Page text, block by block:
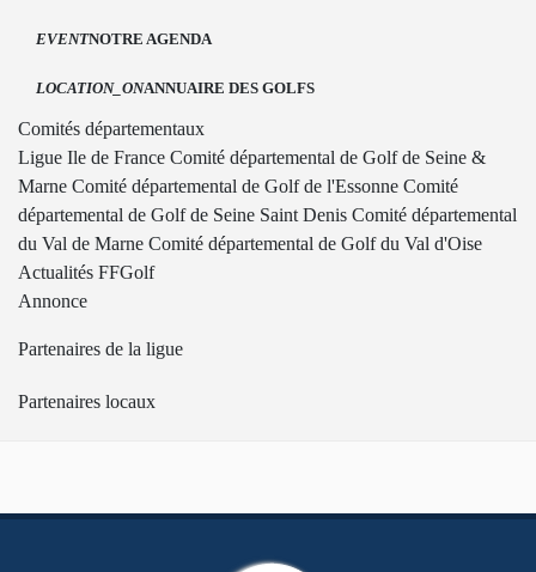
EVENTNOTRE AGENDA
LOCATION_ONANNUAIRE DES GOLFS
Comités départementaux
Ligue Ile de France Comité départemental de Golf de Seine &
Marne Comité départemental de Golf de l'Essonne Comité
départemental de Golf de Seine Saint Denis Comité départemental
du Val de Marne Comité départemental de Golf du Val d'Oise
Actualités FFGolf
Annonce
Partenaires de la ligue
Partenaires locaux